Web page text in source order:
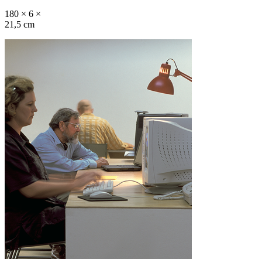
180 × 6 ×
21,5 cm